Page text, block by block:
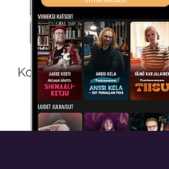
Kokeilemalla ilmaiseksi